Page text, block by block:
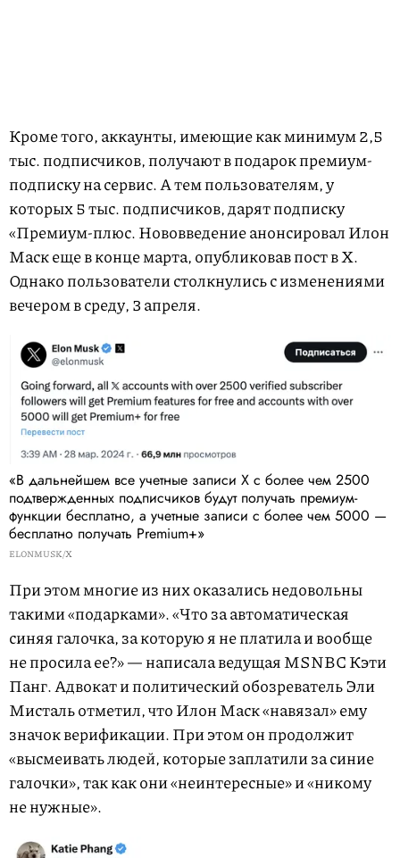
Кроме того, аккаунты, имеющие как минимум 2,5
тыс. подписчиков, получают в подарок премиум-
подписку на сервис. А тем пользователям, у
которых 5 тыс. подписчиков, дарят подписку
«Премиум-плюс. Нововведение анонсировал Илон
Маск еще в конце марта, опубликовав пост в X.
Однако пользователи столкнулись с изменениями
вечером в среду, 3 апреля.
«В дальнейшем все учетные записи X с более чем 2500
подтвержденных подписчиков будут получать премиум-
функции бесплатно, а учетные записи с более чем 5000 —
бесплатно получать Premium+»
ELONMUSK/X
При этом многие из них оказались недовольны
такими «подарками». «Что за автоматическая
синяя галочка, за которую я не платила и вообще
не просила ее?» — написала ведущая MSNBC Кэти
Панг. Адвокат и политический обозреватель Эли
Мисталь отметил, что Илон Маск «навязал» ему
значок верификации. При этом он продолжит
«высмеивать людей, которые заплатили за синие
галочки», так как они «неинтересные» и «никому
не нужные».